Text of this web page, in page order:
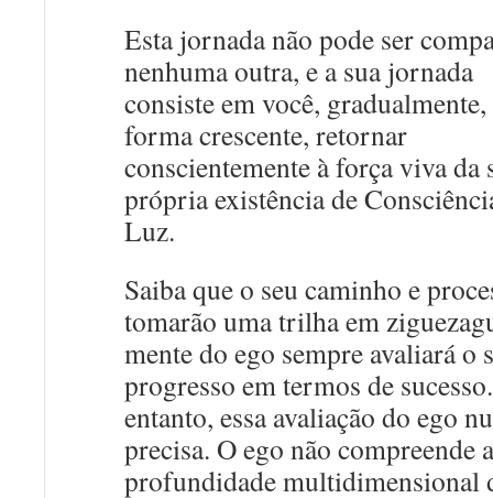
Esta jornada não pode ser
nenhuma outra, e a sua jornada
consiste em você, gradualmente,
forma crescente, retornar
conscientemente à força viva da
própria existência de
Luz.
Saiba que o seu caminho e
tomarão uma trilha em
mente do ego sempre avaliará o
progresso em termos de
entanto, essa avaliação do ego
precisa. O ego não compreende a
profundidade multidimensional